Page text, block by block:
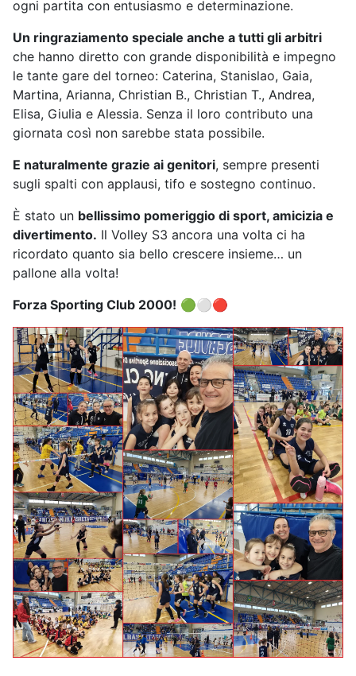
ogni partita con entusiasmo e determinazione.
Un ringraziamento speciale anche a tutti gli arbitri
che hanno diretto con grande disponibilità e impegno
le tante gare del torneo: Caterina, Stanislao, Gaia,
Martina, Arianna, Christian B., Christian T., Andrea,
Elisa, Giulia e Alessia. Senza il loro contributo una
giornata così non sarebbe stata possibile.
E naturalmente grazie ai genitori, sempre presenti
sugli spalti con applausi, tifo e sostegno continuo.
È stato un bellissimo pomeriggio di sport, amicizia e
divertimento. Il Volley S3 ancora una volta ci ha
ricordato quanto sia bello crescere insieme… un
pallone alla volta!
Forza Sporting Club 2000! 🟢⚪🔴